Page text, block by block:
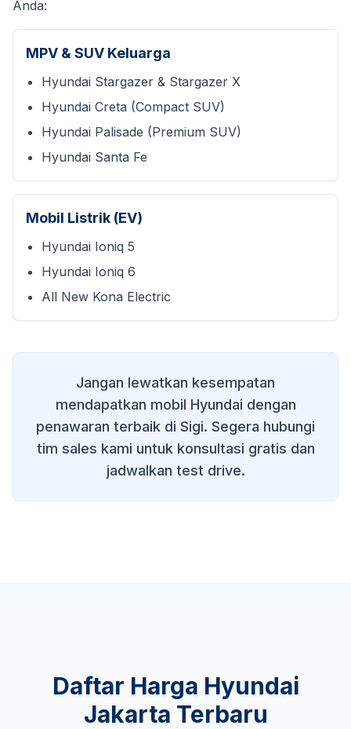
Anda:
MPV & SUV Keluarga
Hyundai Stargazer & Stargazer X
Hyundai Creta (Compact SUV)
Hyundai Palisade (Premium SUV)
Hyundai Santa Fe
Mobil Listrik (EV)
Hyundai Ioniq 5
Hyundai Ioniq 6
All New Kona Electric
Jangan lewatkan kesempatan
mendapatkan mobil Hyundai dengan
penawaran terbaik di Sigi. Segera hubungi
tim sales kami untuk konsultasi gratis dan
jadwalkan test drive.
Daftar Harga Hyundai
Jakarta Terbaru